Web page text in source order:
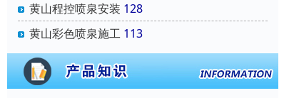
黄山程控喷泉安装 128
黄山彩色喷泉施工 113